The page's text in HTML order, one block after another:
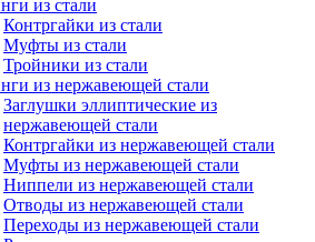
из стали
Контргайки из стали
Муфты из стали
Тройники из стали
из нержавеющей стали
Заглушки эллиптические из
нержавеющей стали
Контргайки из нержавеющей стали
Муфты из нержавеющей стали
Ниппели из нержавеющей стали
Отводы из нержавеющей стали
Переходы из нержавеющей стали